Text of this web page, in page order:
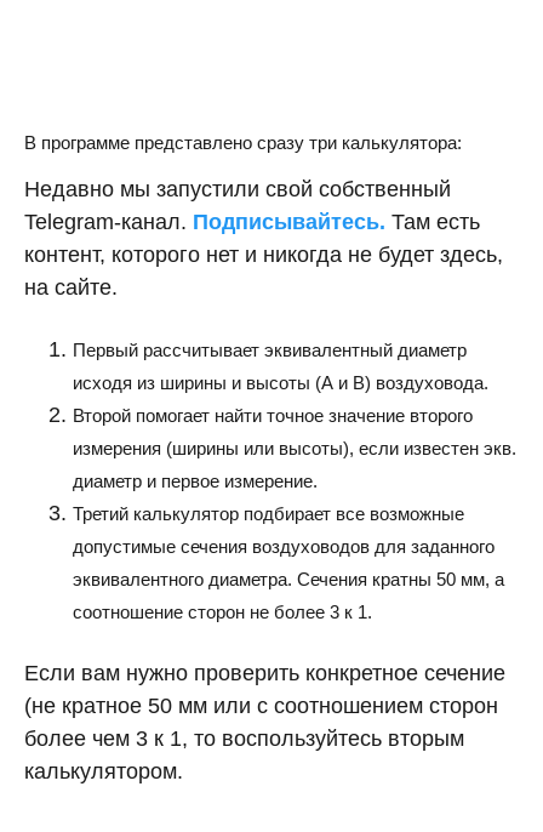
В программе представлено сразу три калькулятора:
Недавно мы запустили свой собственный
Telegram-канал. Подписывайтесь. Там есть
контент, которого нет и никогда не будет здесь,
на сайте.
Первый рассчитывает эквивалентный диаметр
исходя из ширины и высоты (А и В) воздуховода.
Второй помогает найти точное значение второго
измерения (ширины или высоты), если известен экв.
диаметр и первое измерение.
Третий калькулятор подбирает все возможные
допустимые сечения воздуховодов для заданного
эквивалентного диаметра. Сечения кратны 50 мм, а
соотношение сторон не более 3 к 1.
Если вам нужно проверить конкретное сечение
(не кратное 50 мм или с соотношением сторон
более чем 3 к 1, то воспользуйтесь вторым
калькулятором.